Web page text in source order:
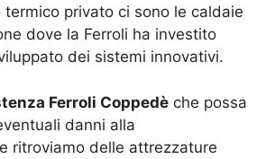
privato ci sono le caldaie
dove la Ferroli ha investito
dei sistemi innovativi.
Ferroli Coppedè che possa
danni alla
ritroviamo delle attrezzature